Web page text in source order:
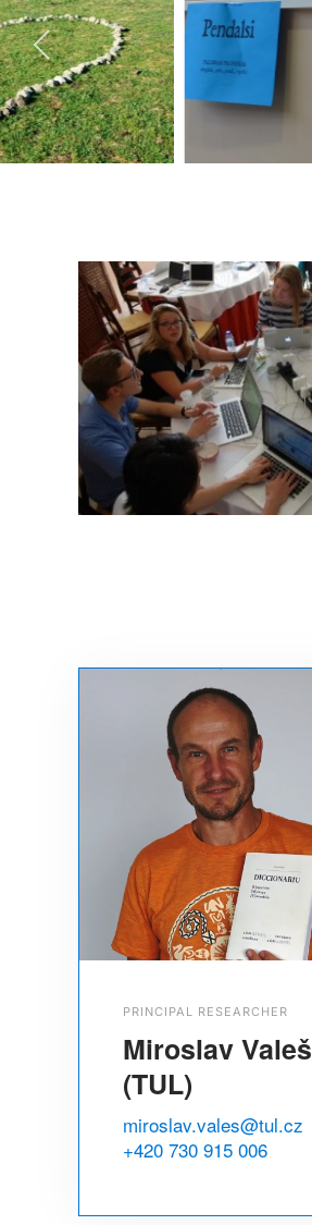
PRINCIPAL RESEARCHER
Miroslav Valeš
(TUL)
miroslav.vales@tul.cz
+420 730 915 006